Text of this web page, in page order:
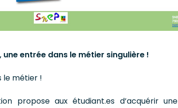
entrée dans le métier singulière !
le métier !
propose aux étudiant.es d’acquérir une